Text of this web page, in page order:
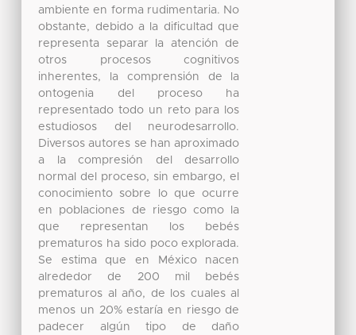
ambiente en forma rudimentaria. No
obstante, debido a la dificultad que
representa separar la atención de
otros procesos cognitivos
inherentes, la comprensión de la
ontogenia del proceso ha
representado todo un reto para los
estudiosos del neurodesarrollo.
Diversos autores se han aproximado
a la compresión del desarrollo
normal del proceso, sin embargo, el
conocimiento sobre lo que ocurre
en poblaciones de riesgo como la
que representan los bebés
prematuros ha sido poco explorada.
Se estima que en México nacen
alrededor de 200 mil bebés
prematuros al año, de los cuales al
menos un 20% estaría en riesgo de
padecer algún tipo de daño